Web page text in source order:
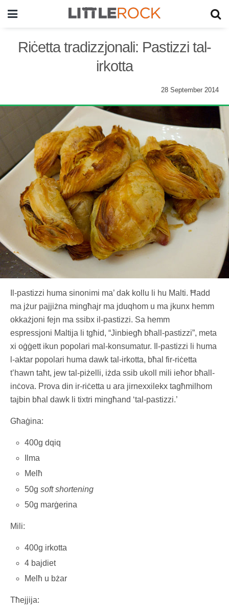
Riċetta tradizzjonali: Pastizzi tal-
irkotta
28 September 2014
Il-pastizzi huma sinonimi ma’ dak kollu li hu Malti. Ħadd
ma jżur pajjiżna mingħajr ma jduqhom u ma jkunx hemm
okkażjoni fejn ma ssibx il-pastizzi. Sa hemm
espressjoni Maltija li tgħid, “Jinbiegħ bħall-pastizzi”, meta
xi oġġett ikun popolari mal-konsumatur. Il-pastizzi li huma
l-aktar popolari huma dawk tal-irkotta, bħal fir-riċetta
t’hawn taħt, jew tal-piżelli, iżda ssib ukoll mili ieħor bħall-
inċova. Prova din ir-riċetta u ara jirnexxilekx tagħmilhom
tajbin bħal dawk li tixtri mingħand ‘tal-pastizzi.’
Għaġina:
400g dqiq
Ilma
Melħ
50gsoft shortening
50g marġerina
Mili:
400g irkotta
4 bajdiet
Melħ u bżar
Tħejjija: